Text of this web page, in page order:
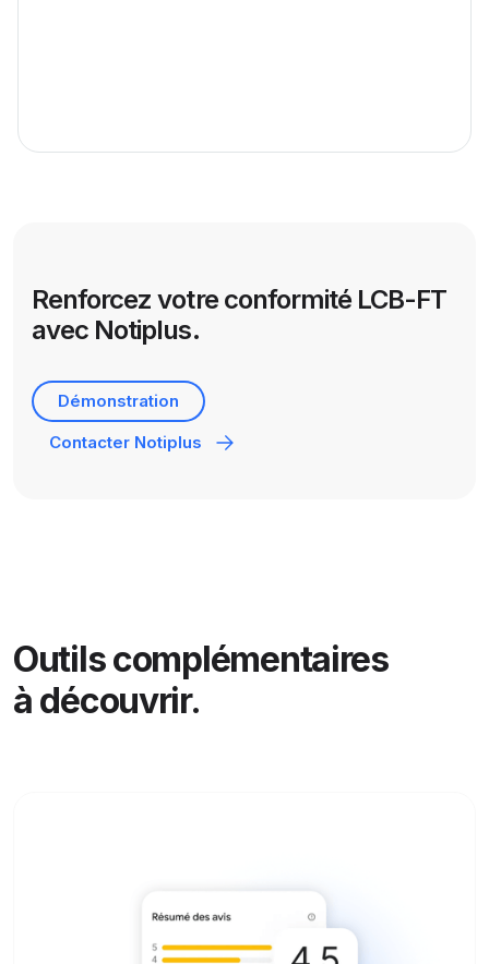
Renforcez votre conformité LCB-FT
avec Notiplus.
Démonstration
Contacter Notiplus
Outils complémentaires
à découvrir.